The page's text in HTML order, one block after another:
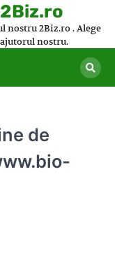
nostru 2Biz.ro . Alege
nostru.
de